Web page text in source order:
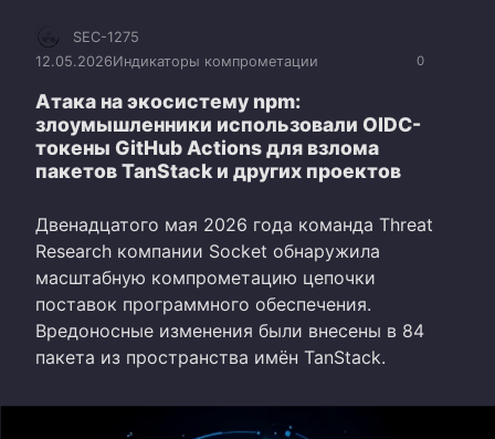
0
SEC-1275
12.05.2026Индикаторы компрометации
Атака на экосистему npm:
злоумышленники использовали OIDC-
токены GitHub Actions для взлома
пакетов TanStack и других проектов
Двенадцатого мая 2026 года команда Threat
Research компании Socket обнаружила
масштабную компрометацию цепочки
поставок программного обеспечения.
Вредоносные изменения были внесены в 84
пакета из пространства имён TanStack.